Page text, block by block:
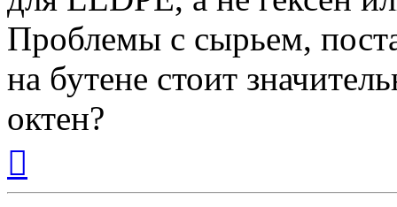
Проблемы с сырьем,
на бутене стоит
октен?
началу